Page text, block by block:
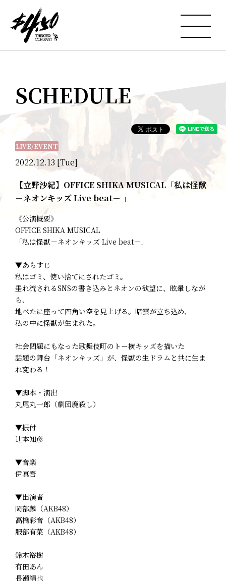
SCHEDULE
2022.12.13 [Tue]
LIVE/EVENT
【立野沙紀】OFFICE SHIKA MUSICAL「私は怪獣
－ネオンキッズ Live beat－ 」
《公演概要》
OFFICE SHIKA MUSICAL
「私は怪獣－ネオンキッズ Live beat－」
▼あらすじ
私はゴミ、使い捨てにされたゴミ。
垂れ流されるSNSの書き込みとネオンの欲望に、眩暈しなが
ら、
地べたに座って四角い空を見上げる。暗雲が立ち込め、
私の中に怪獣が生まれた。
社会問題にもなった歌舞伎町のトー横キッズを描いた
話題の舞台「ネオンキッズ」が、怪獣の生ドラムと共に生ま
れ変わる！
▼脚本・演出
丸尾丸一郎（劇団鹿殺し）
▼振付
辻󠄀本知彦
▼音楽
伊真吾
▼出演者
岡部麟（AKB48）
高橋彩音（AKB48）
服部有菜（AKB48）
鈴木裕樹
有田あん
長瀬絹也